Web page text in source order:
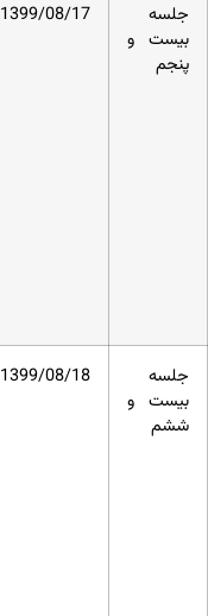
جلسه
بیست و
پنجم
1399/08/17
جلسه
بیست و
ششم
1399/08/18